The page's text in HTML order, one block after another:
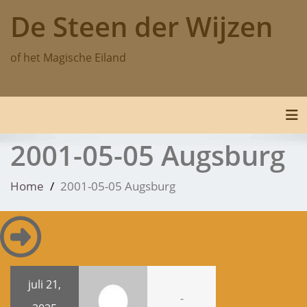
content
De Steen der Wijzen
of het Magische Eiland
2001-05-05 Augsburg
Home 2001-05-05 Augsburg
juli 21,
-